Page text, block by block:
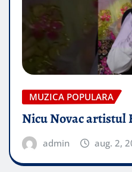
MUZICA POPULARA
Nicu Novac artistul
admin aug. 2,